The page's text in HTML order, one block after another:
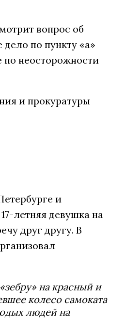
вопрос об
по пункту «а»
по неосторожности
и прокуратуры
и
летняя девушка на
друг другу. В
на красный и
колесо самоката
людей на